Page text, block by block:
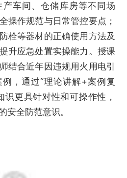
车间、仓储库房等不同场
操作规范与日常管控要点；
栓等器材的正确使用方法及
升应急处置实操能力。授课
结合近年因违规用火用电引
，通过“理论讲解+案例复
识更具针对性和可操作性，
安全防范意识。